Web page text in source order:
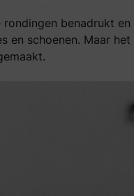
rondingen benadrukt
en schoenen. Maar